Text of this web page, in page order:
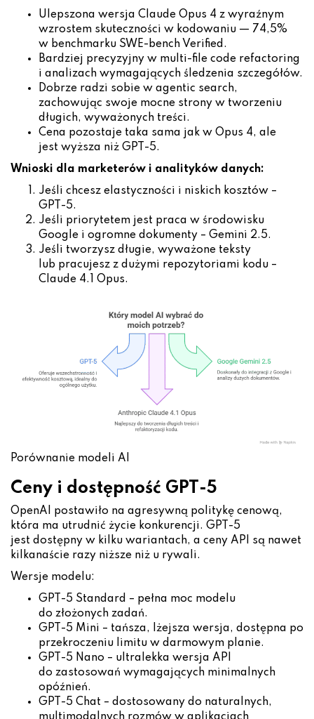
Ulepszona wersja Claude Opus 4 z wyraźnym
wzrostem skuteczności w kodowaniu — 74,5%
w benchmarku SWE-bench Verified.
Bardziej precyzyjny w multi-file code refactoring
i analizach wymagających śledzenia szczegółów.
Dobrze radzi sobie w agentic search,
zachowując swoje mocne strony w tworzeniu
długich, wyważonych treści.
Cena pozostaje taka sama jak w Opus 4, ale
jest wyższa niż GPT-5.
Wnioski dla marketerów i analityków danych:
Jeśli chcesz elastyczności i niskich kosztów –
GPT-5.
Jeśli priorytetem jest praca w środowisku
Google i ogromne dokumenty – Gemini 2.5.
Jeśli tworzysz długie, wyważone teksty
lub pracujesz z dużymi repozytoriami kodu –
Claude 4.1 Opus.
Porównanie modeli AI
Ceny i dostępność GPT-5
OpenAI postawiło na agresywną politykę cenową,
która ma utrudnić życie konkurencji. GPT-5
jest dostępny w kilku wariantach, a ceny API są nawet
kilkanaście razy niższe niż u rywali.
Wersje modelu:
GPT-5 Standard – pełna moc modelu
do złożonych zadań.
GPT-5 Mini – tańsza, lżejsza wersja, dostępna po
przekroczeniu limitu w darmowym planie.
GPT-5 Nano – ultralekka wersja API
do zastosowań wymagających minimalnych
opóźnień.
GPT-5 Chat – dostosowany do naturalnych,